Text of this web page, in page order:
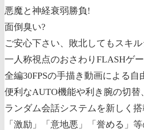
悪魔と神経衰弱勝負!
面倒臭い?
ご安心下さい、敗北してもスキ
一人称視点のおさわりFLASHゲー
全編30FPSの手描き動画による自
便利なAUTO機能や利き腕の切替
ランダム会話システムを新しく搭
「激励」「意地悪」「誉める」